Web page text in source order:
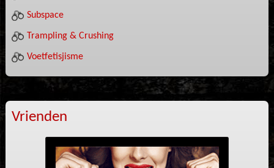
Subspace
Trampling & Crushing
Voetfetisjisme
Vrienden